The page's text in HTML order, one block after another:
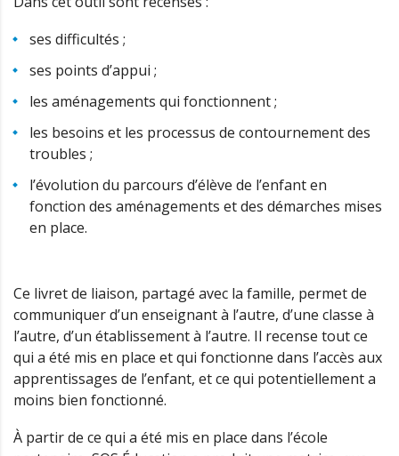
ses difficultés ;
ses points d’appui ;
les aménagements qui fonctionnent ;
les besoins et les processus de contournement des
troubles ;
l’évolution du parcours d’élève de l’enfant en
fonction des aménagements et des démarches mises
en place.
Ce livret de liaison, partagé avec la famille, permet de
communiquer d’un enseignant à l’autre, d’une classe à
l’autre, d’un établissement à l’autre. Il recense tout ce
qui a été mis en place et qui fonctionne dans l’accès aux
apprentissages de l’enfant, et ce qui potentiellement a
moins bien fonctionné.
À partir de ce qui a été mis en place dans l’école